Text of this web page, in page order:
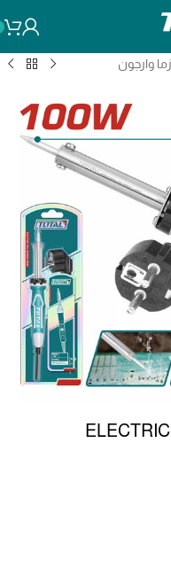
وارجون
tet10006 كاوية قصدير 100 وات ELECTRIC